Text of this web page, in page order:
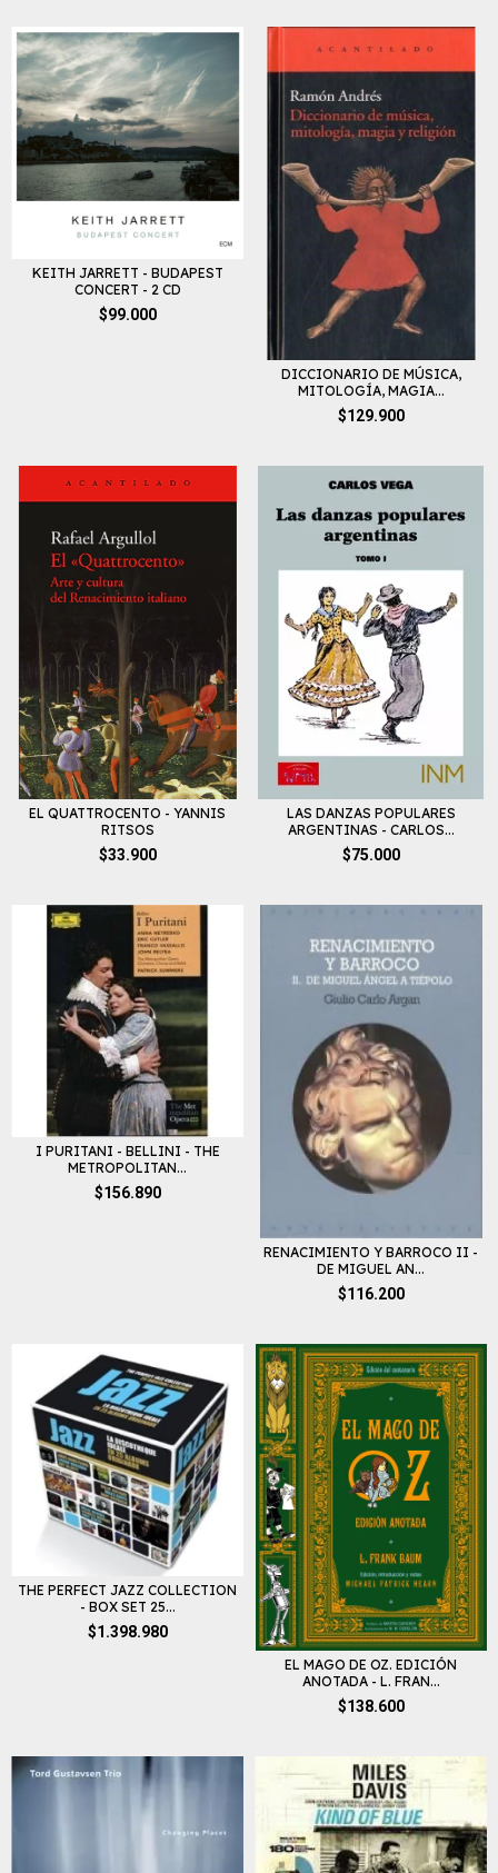
KEITH JARRETT - BUDAPEST
CONCERT - 2 CD
$99.000
DICCIONARIO DE MÚSICA,
MITOLOGÍA, MAGIA...
$129.900
EL QUATTROCENTO - YANNIS
RITSOS
$33.900
LAS DANZAS POPULARES
ARGENTINAS - CARLOS...
$75.000
I PURITANI - BELLINI - THE
METROPOLITAN...
$156.890
RENACIMIENTO Y BARROCO II -
DE MIGUEL AN...
$116.200
THE PERFECT JAZZ COLLECTION
- BOX SET 25...
$1.398.980
EL MAGO DE OZ. EDICIÓN
ANOTADA - L. FRAN...
$138.600